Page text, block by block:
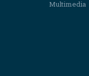
Multimedia